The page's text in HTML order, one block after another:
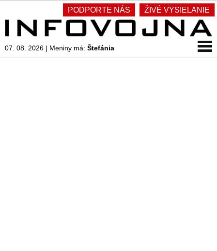
PODPORTE NÁS ŽIVÉ VYSIELANIE
07. 08. 2026 | Meniny má: Štefánia